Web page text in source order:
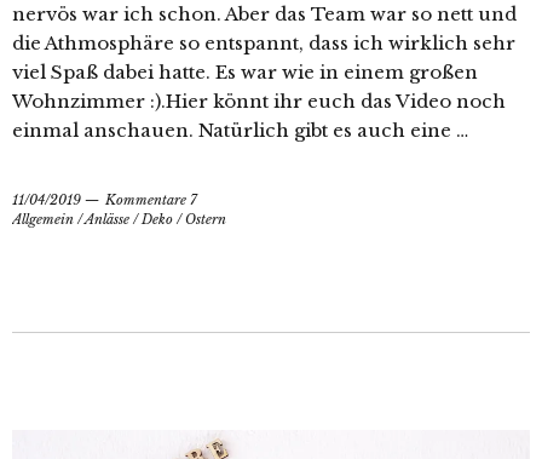
nervös war ich schon. Aber das Team war so nett und
die Athmosphäre so entspannt, dass ich wirklich sehr
viel Spaß dabei hatte. Es war wie in einem großen
Wohnzimmer :).Hier könnt ihr euch das Video noch
einmal anschauen. Natürlich gibt es auch eine …
11/04/2019
Kommentare 7
Allgemein /Anlässe / Deko /Ostern